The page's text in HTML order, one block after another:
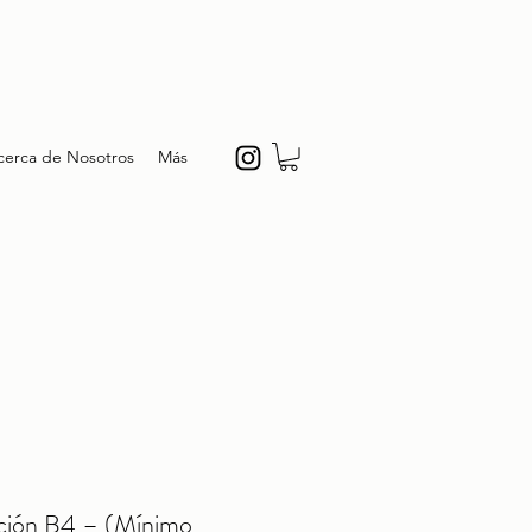
de Nosotros Más
B4 – (Mínimo